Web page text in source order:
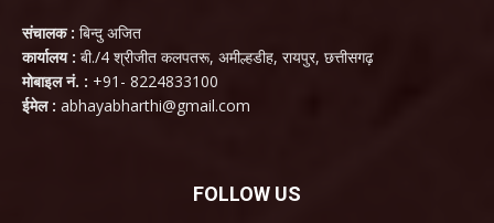
संचालक : बिन्दु अजित
कार्यालय : बी./4 श्रीजीत कलपतरू, अमील्हडीह, रायपुर, छत्तीसगढ़
मोबाइल नं. : +91- 8224833100
ईमेल : abhayabharthi@gmail.com
FOLLOW US